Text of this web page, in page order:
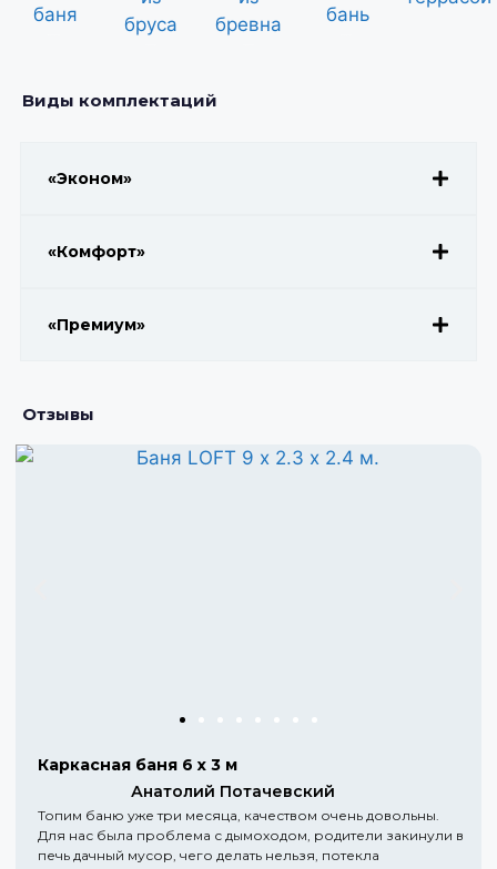
Виды комплектаций
«Эконом»
«Комфорт»
«Премиум»
Отзывы
Каркасная баня 6 х 3 м
Анатолий Потачевский
Топим баню уже три месяца, качеством очень довольны.
Для нас была проблема с дымоходом, родители закинули в
печь дачный мусор, чего делать нельзя, потекла